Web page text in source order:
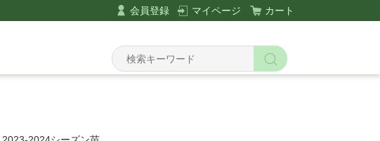
会員登録 マイページ カート